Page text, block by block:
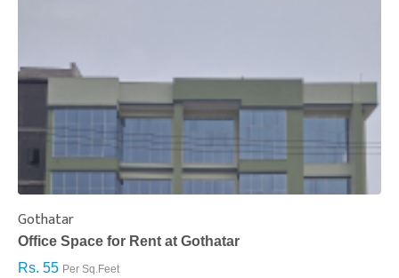
Gothatar
Office Space for Rent at Gothatar
Rs. 55 Per Sq.Feet